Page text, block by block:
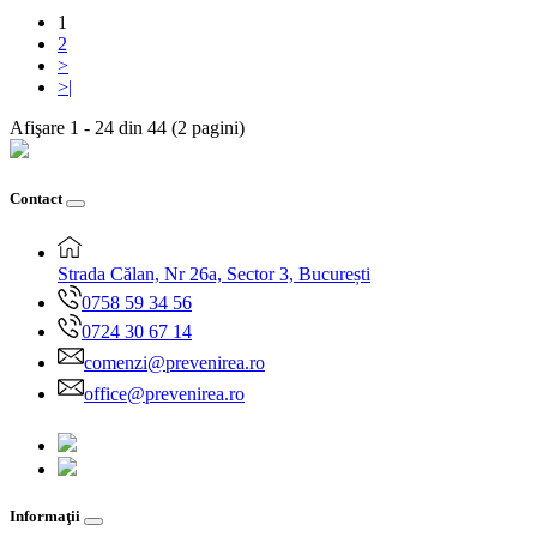
1
2
>
>|
Afişare 1 - 24 din 44 (2 pagini)
Contact
Strada Călan, Nr 26a, Sector 3, București
0758 59 34 56
0724 30 67 14
comenzi@prevenirea.ro
office@prevenirea.ro
Informaţii